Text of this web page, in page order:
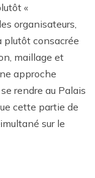
«
organisateurs,
plutôt consacrée
maillage et
approche
rendre au Palais
cette partie de
sur le